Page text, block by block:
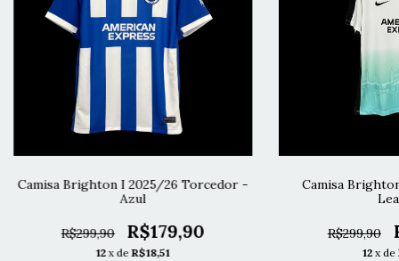
Camisa Brighton I 2025/26 Torcedor -
Azul
R$299,90 R$179,90
12 x deR$18,51
Camisa
R$299,90
12 x de